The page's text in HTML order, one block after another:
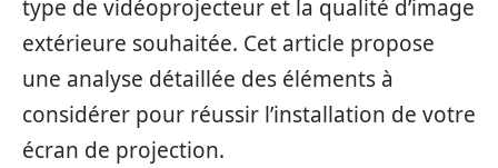
type de vidéoprojecteur et la qualité d’image
extérieure souhaitée. Cet article propose
une analyse détaillée des éléments à
considérer pour réussir l’installation de votre
écran de projection.